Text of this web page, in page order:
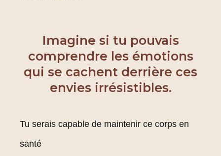
Imagine si tu pouvais
comprendre les émotions
qui se cachent derrière ces
envies irrésistibles.
Tu serais capable de maintenir ce corps en
santé